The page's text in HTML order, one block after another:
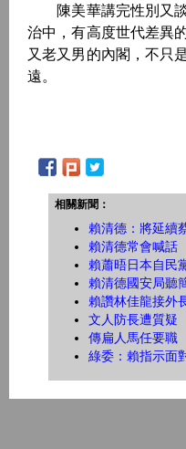
陳美華講完性別又談
治中，有高度世代差異
又老又男的內閣，不只
遠。
相關新聞：
賴清德：將延續
賴清德常會喊話
賴蕭晤日本自民
賴清德國安局聽
賴讚林佳龍接外
文人防長遭質疑
傳扁人馬任要職
綠委：賴指示面